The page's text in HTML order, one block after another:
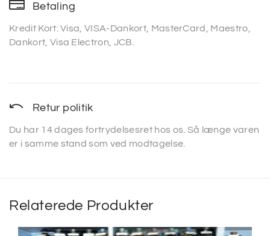
Betaling
Kredit Kort: Visa, VISA-Dankort, MasterCard, Maestro,
Dankort, Visa Electron, JCB.
Retur politik
Du har 14 dages fortrydelsesret hos os. Så længe varen
er i samme stand som ved modtagelse.
Relaterede Produkter